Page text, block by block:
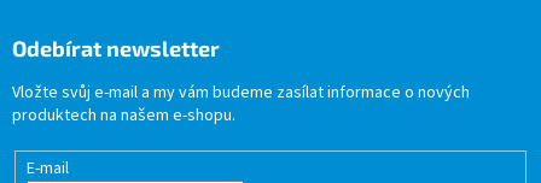
Odebírat newsletter
Vložte svůj e-mail a my vám budeme zasílat informace o nových
produktech na našem e-shopu.
E-mail